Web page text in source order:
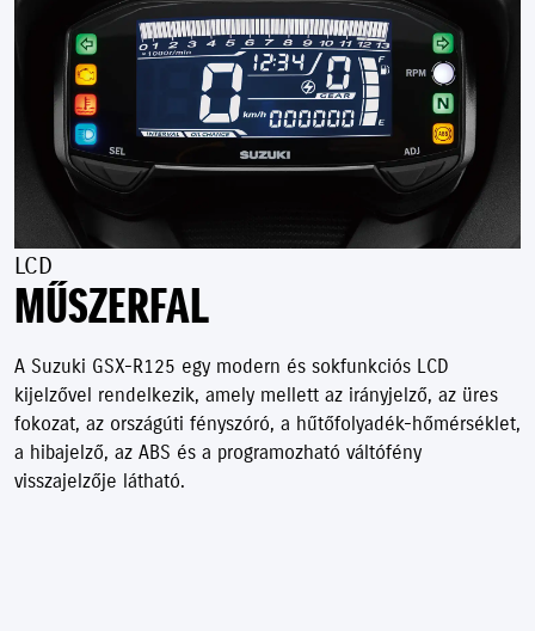
LCD
MŰSZERFAL
A Suzuki GSX-R125 egy modern és sokfunkciós LCD
kijelzővel rendelkezik, amely mellett az irányjelző, az üres
fokozat, az országúti fényszóró, a hűtőfolyadék-hőmérséklet,
a hibajelző, az ABS és a programozható váltófény
visszajelzője látható.